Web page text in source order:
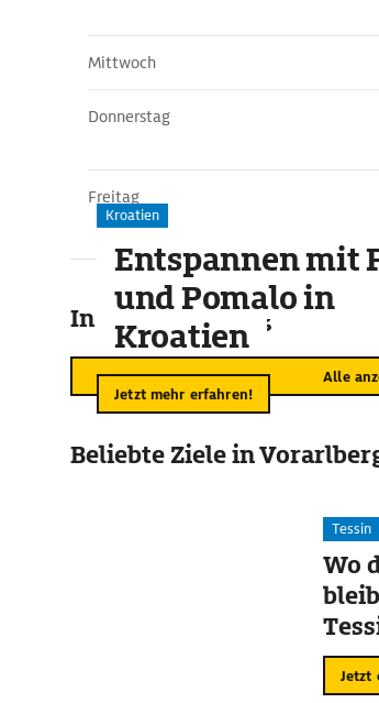
Mittwoch
Donnerstag
Freitag
In der Umgebung
Alle
Kroatien
Entspannen mit
und Pomalo in
Kroatien
Jetzt mehr erfahren!
Beliebte Ziele in
Tessin
Wo
Jetzt